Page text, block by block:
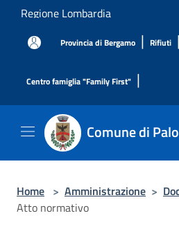
Salta al contenuto principale
Regione Lombardia
Provincia di Bergamo | Rifiuti |
Centro famiglia "Family First" |
Comune di
Home > Amministrazione >
Atto normativo